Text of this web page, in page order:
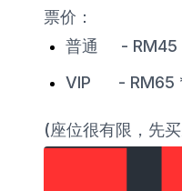
票价：
普通 - RM45
VIP - RM65 *
(座位很有限，先